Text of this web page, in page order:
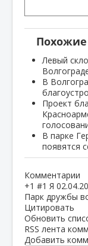
Левый
В
Проект
В парке
появятся
Комментарии
+1 #1 Я
Парк дружбы
Цитировать
Обновить
RSS лента
Добавить